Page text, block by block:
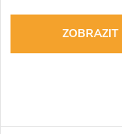
ZOBRAZIT